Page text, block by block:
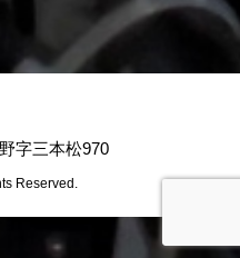
字三本松970
Reserved.